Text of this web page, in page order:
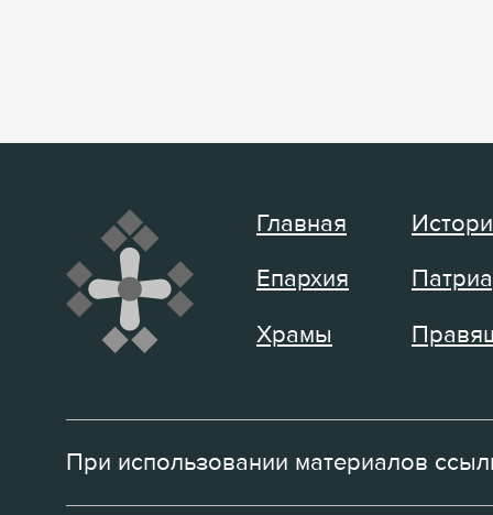
Главная
Епархия
Храмы
При использовании материалов